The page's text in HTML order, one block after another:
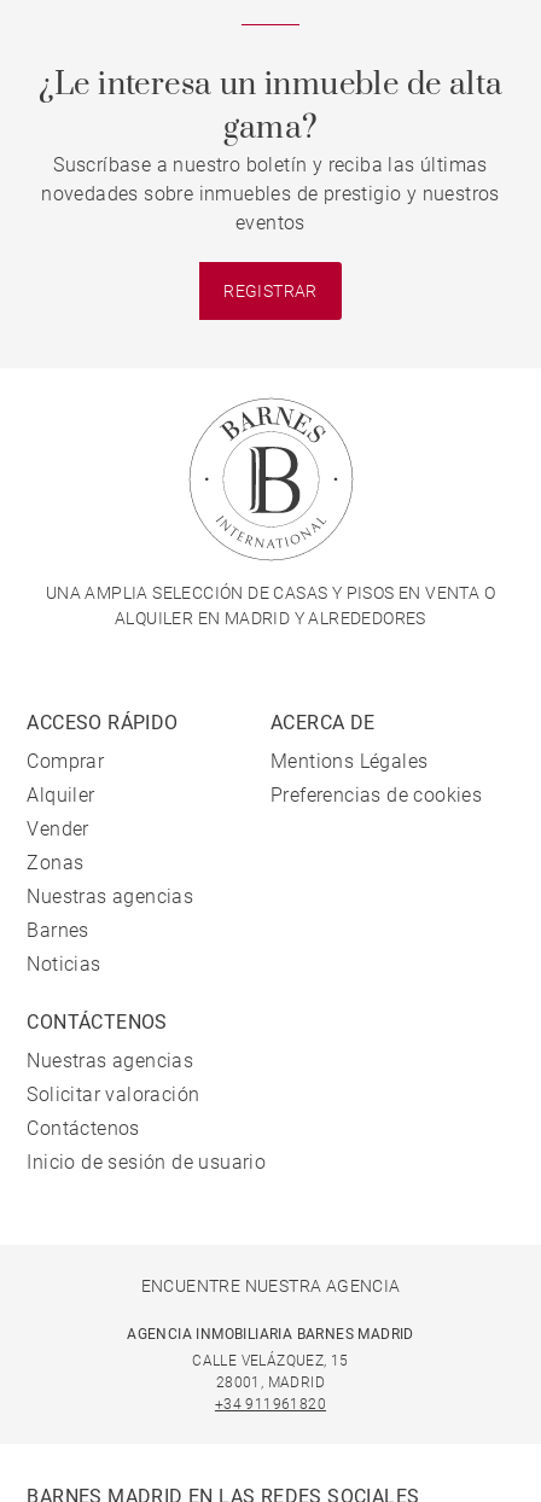
¿Le interesa un inmueble de alta
gama?
Suscríbase a nuestro boletín y reciba las últimas
novedades sobre inmuebles de prestigio y nuestros
eventos
REGISTRAR
UNA AMPLIA SELECCIÓN DE CASAS Y PISOS EN VENTA O
ALQUILER EN MADRID Y ALREDEDORES
ACCESO RÁPIDO
Comprar
Alquiler
Vender
Zonas
Nuestras agencias
Barnes
Noticias
ACERCA DE
Mentions Légales
Preferencias de cookies
CONTÁCTENOS
Nuestras agencias
Solicitar valoración
Contáctenos
Inicio de sesión de usuario
ENCUENTRE NUESTRA AGENCIA
AGENCIA INMOBILIARIA BARNES MADRID
CALLE VELÁZQUEZ, 15
28001, MADRID
+34 911961820
BARNES MADRID EN LAS REDES SOCIALES